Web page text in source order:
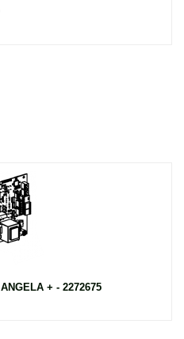
+ - 2272675